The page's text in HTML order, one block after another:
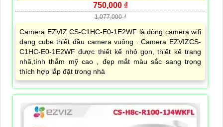
750,000 ₫
1,077,000 ₫
Camera EZVIZ CS-C1HC-E0-1E2WF là dòng camera wifi
dạng cube thiết đầu camera vuông . Camera EZVIZCS-
C1HC-E0-1E2WF được thiết kế nhỏ gọn, thiết kế trang
nhã,tính thẫm mỹ cao , đẹp mắt màu sắc sang trọng
thích hợp lắp đặt trong nhà